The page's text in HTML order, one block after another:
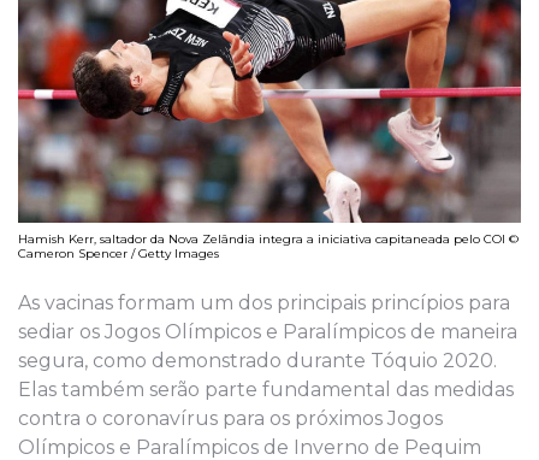
Hamish Kerr, saltador da Nova Zelândia integra a iniciativa capitaneada pelo COI ©
Cameron Spencer / Getty Images
As vacinas formam um dos principais princípios para
sediar os Jogos Olímpicos e Paralímpicos de maneira
segura, como demonstrado durante Tóquio 2020.
Elas também serão parte fundamental das medidas
contra o coronavírus para os próximos Jogos
Olímpicos e Paralímpicos de Inverno de Pequim